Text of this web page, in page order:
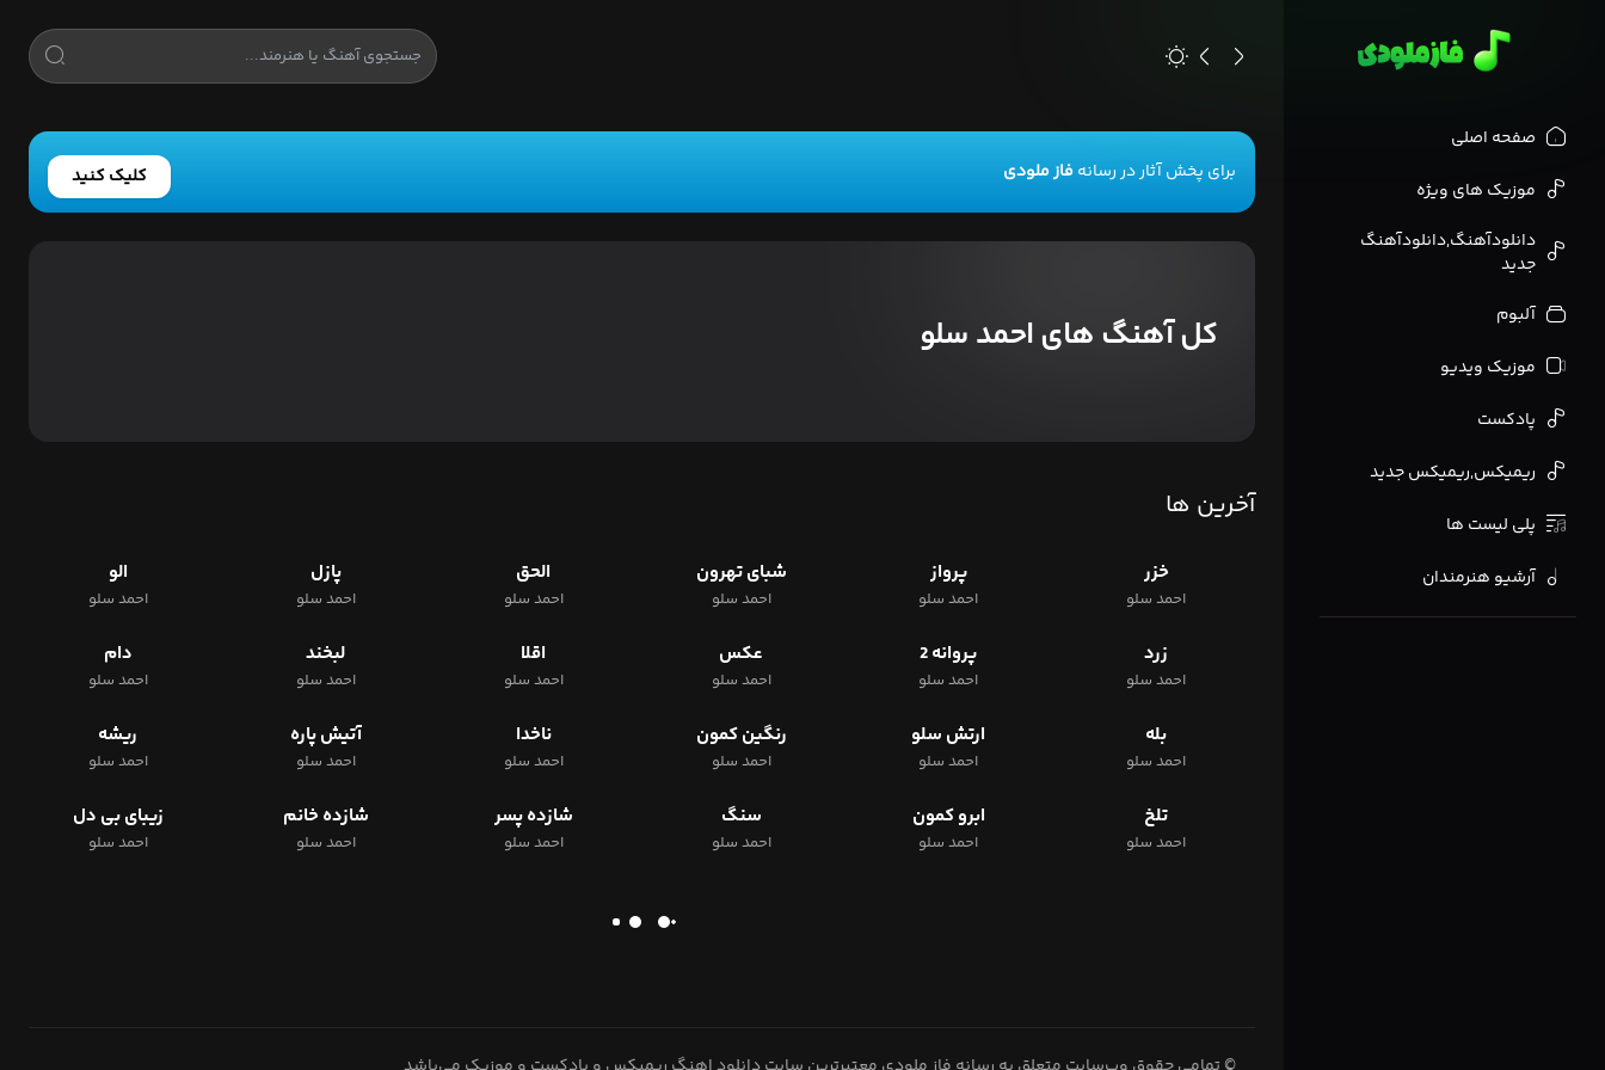
صفحه اصلی
موزیک های ویژه
دانلودآهنگ,دانلودآهنگ
جدید
آلبوم
موزیک ویدیو
پادکست
ریمیکس,ریمیکس جدید
پلی لیست ها
آرشیو هنرمندان
برای پخش آثار در رسانهفاز ملودی کلیک کنید
کل آهنگ های احمد سلو
آخرین ها
خزر
احمد سلو
پرواز
احمد سلو
شبای تهرون
احمد سلو
الحق
احمد سلو
پازل
احمد سلو
الو
احمد سلو
زرد
احمد سلو
پروانه 2
احمد سلو
عکس
احمد سلو
اقلا
احمد سلو
لبخند
احمد سلو
دام
احمد سلو
بله
احمد سلو
ارتش سلو
احمد سلو
رنگین کمون
احمد سلو
ناخدا
احمد سلو
آتیش پاره
احمد سلو
ریشه
احمد سلو
تلخ
احمد سلو
ابرو کمون
احمد سلو
سنگ
احمد سلو
شازده پسر
احمد سلو
شازده خانم
احمد سلو
زیبای بی دل
احمد سلو